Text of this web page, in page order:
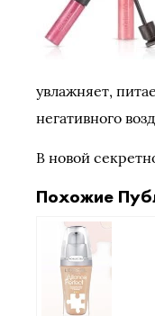
увлажняет,
негативного
В новой
Похожие